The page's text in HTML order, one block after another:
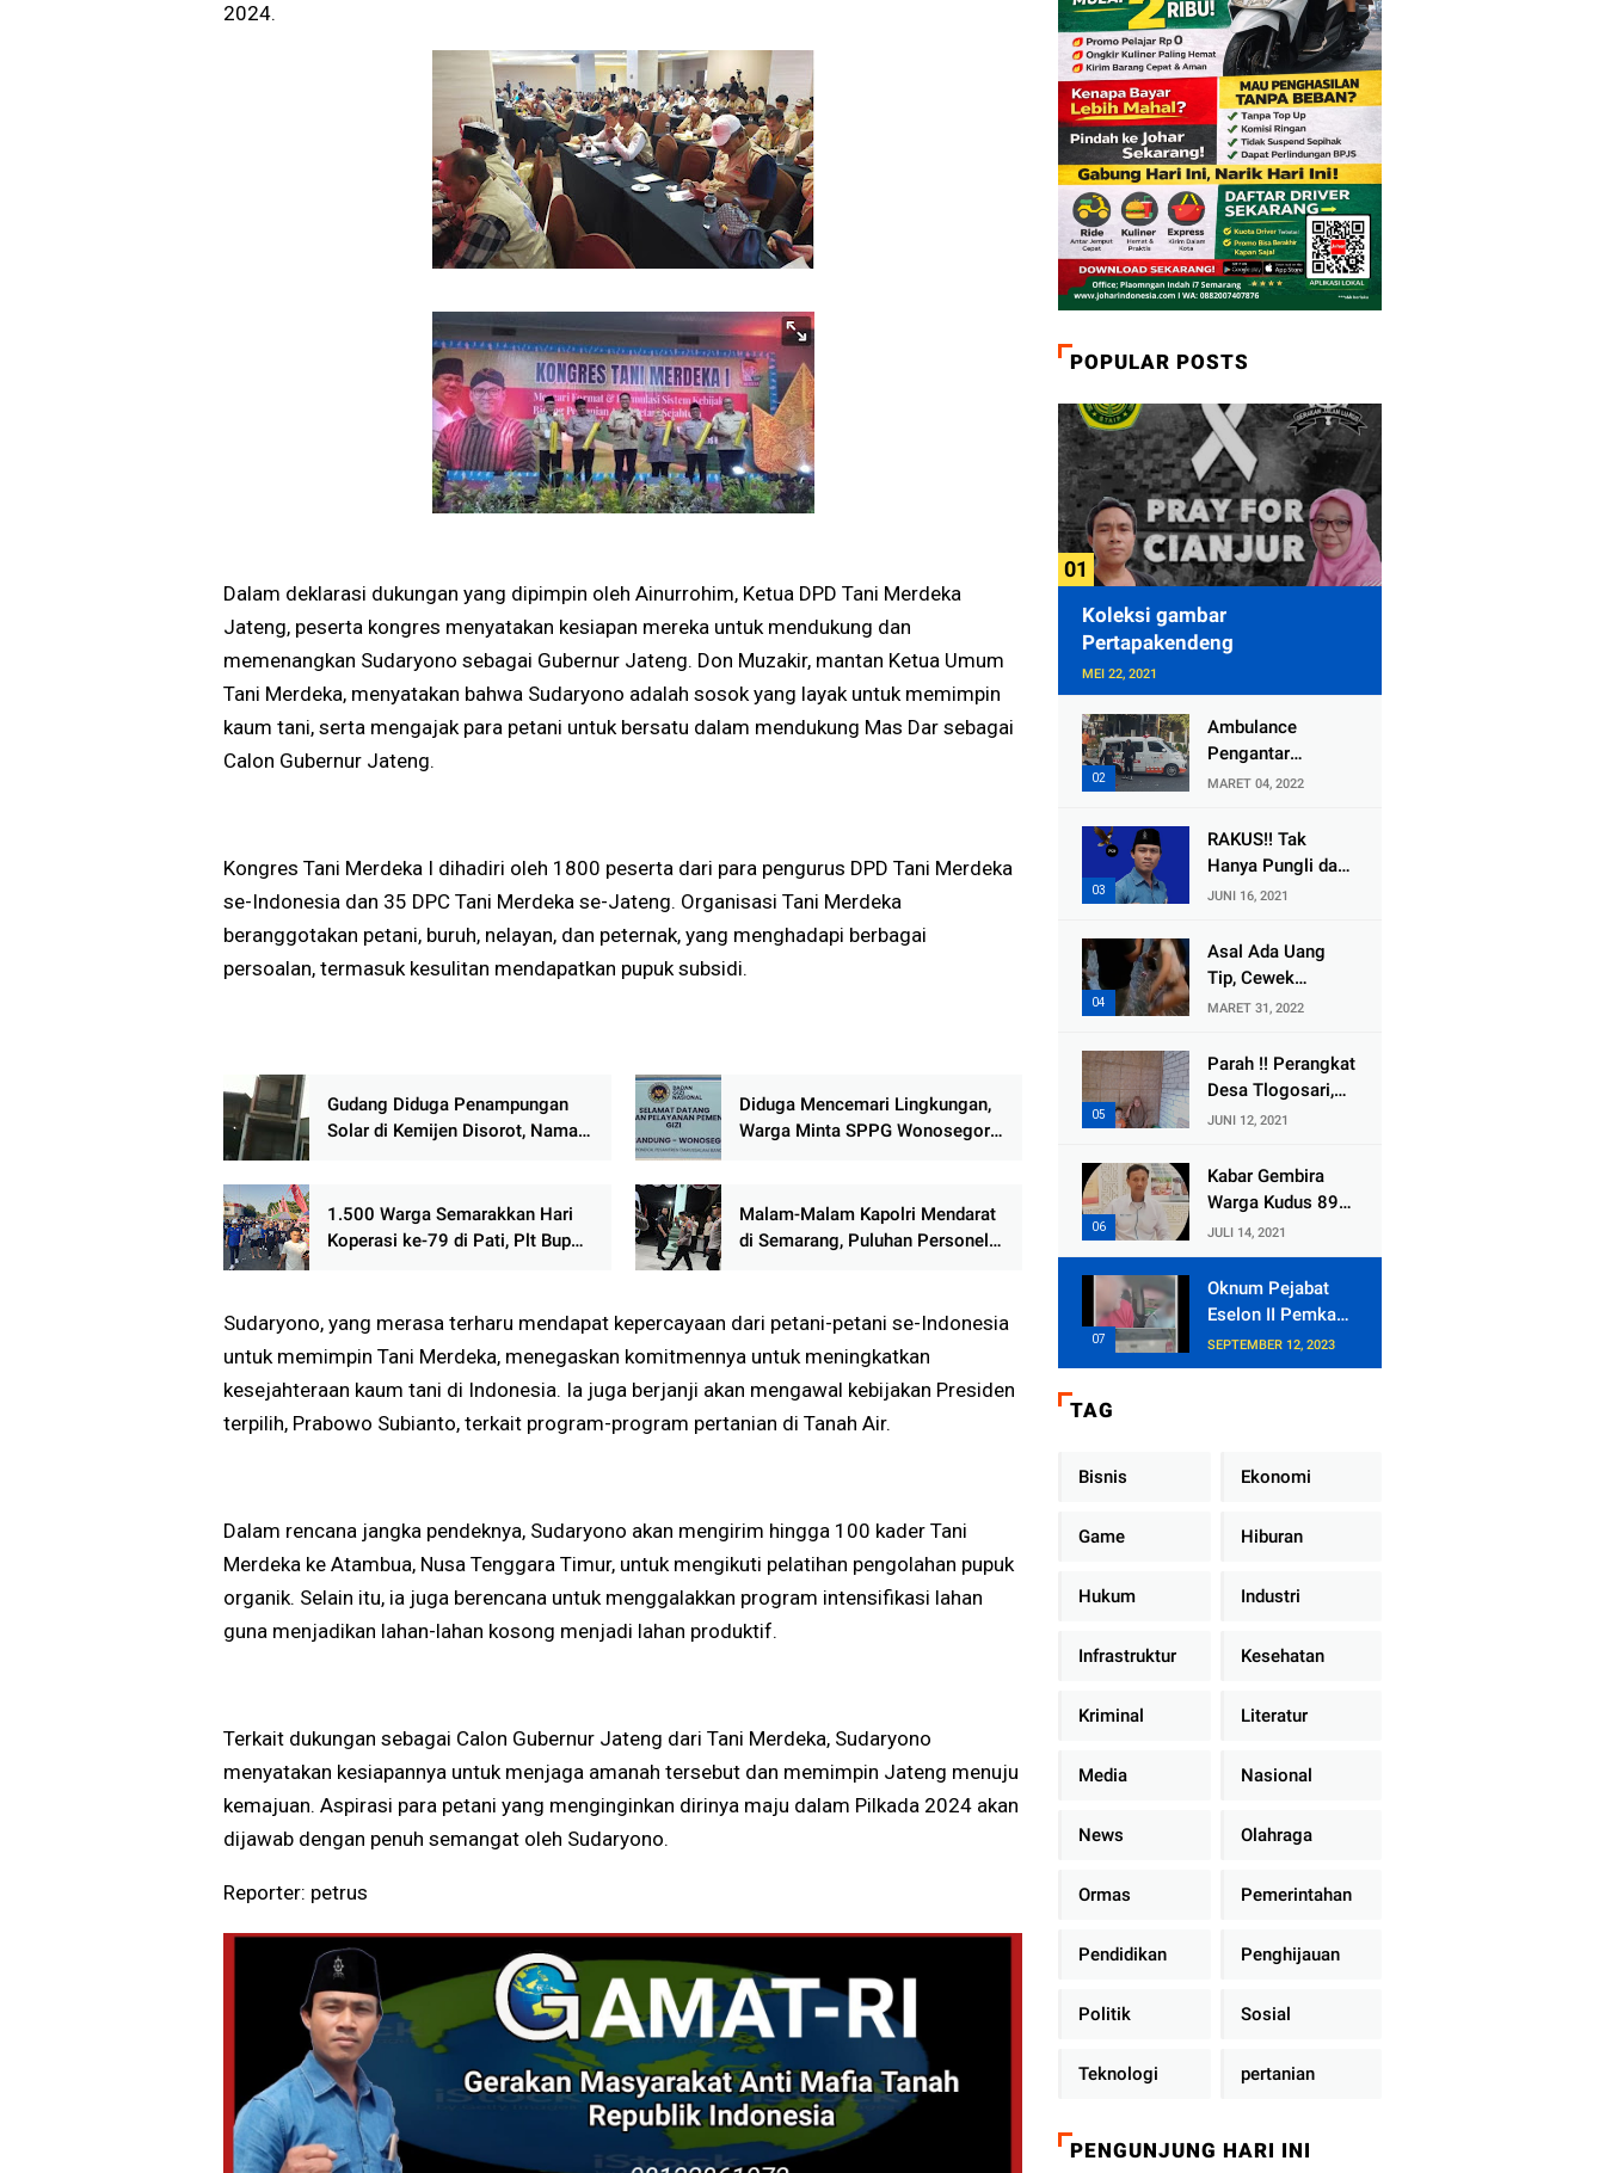
2024.
Dalam deklarasi dukungan yang dipimpin oleh Ainurrohim, Ketua DPD Tani Merdeka
Jateng, peserta kongres menyatakan kesiapan mereka untuk mendukung dan
memenangkan Sudaryono sebagai Gubernur Jateng. Don Muzakir, mantan Ketua Umum
Tani Merdeka, menyatakan bahwa Sudaryono adalah sosok yang layak untuk memimpin
kaum tani, serta mengajak para petani untuk bersatu dalam mendukung Mas Dar sebagai
Calon Gubernur Jateng.
Kongres Tani Merdeka I dihadiri oleh 1800 peserta dari para pengurus DPD Tani Merdeka
se-Indonesia dan 35 DPC Tani Merdeka se-Jateng. Organisasi Tani Merdeka
beranggotakan petani, buruh, nelayan, dan peternak, yang menghadapi berbagai
persoalan, termasuk kesulitan mendapatkan pupuk subsidi.
Gudang Diduga Penampungan
Solar di Kemijen Disorot, Nama
Diduga Mencemari Lingkungan,
Warga Minta SPPG Wonosegoro
1.500 Warga Semarakkan Hari
Koperasi ke-79 di Pati, Plt Bupati
Malam-Malam Kapolri Mendarat
di Semarang, Puluhan Personel
Sudaryono, yang merasa terharu mendapat kepercayaan dari petani-petani se-Indonesia
untuk memimpin Tani Merdeka, menegaskan komitmennya untuk meningkatkan
kesejahteraan kaum tani di Indonesia. Ia juga berjanji akan mengawal kebijakan Presiden
terpilih, Prabowo Subianto, terkait program-program pertanian di Tanah Air.
Dalam rencana jangka pendeknya, Sudaryono akan mengirim hingga 100 kader Tani
Merdeka ke Atambua, Nusa Tenggara Timur, untuk mengikuti pelatihan pengolahan pupuk
organik. Selain itu, ia juga berencana untuk menggalakkan program intensifikasi lahan
guna menjadikan lahan-lahan kosong menjadi lahan produktif.
Terkait dukungan sebagai Calon Gubernur Jateng dari Tani Merdeka, Sudaryono
menyatakan kesiapannya untuk menjaga amanah tersebut dan memimpin Jateng menuju
kemajuan. Aspirasi para petani yang menginginkan dirinya maju dalam Pilkada 2024 akan
dijawab dengan penuh semangat oleh Sudaryono.
Reporter: petrus
POPULAR POSTS
Koleksi gambar
Pertapakendeng
MEI 22, 2021
Ambulance
Pengantar
Jenazah Kepala
Mengalami
Kecelakaan
MARET 04, 2022
RAKUS!! Tak
Hanya Pungli dan
Dana Bedah
Diembat, ,
Perangkat Desa
Selewengkan
Bantuan Mushola
JUNI 16, 2021
Asal Ada Uang
Tip, Cewek
Pemandu Karaoke
Bersedia Bugil
MARET 31, 2022
Parah !! Perangkat
Desa Tlogosari,
Kecamatan
Embat Dana Bedah
Rumah dari
JUNI 12, 2021
Kabar Gembira
Warga Kudus 89
Persen RT di
Kudus Zona Hijau
JULI 14, 2021
Oknum Pejabat
Eselon II Pemkab
Lampung Utara
Asik Ngobrol
Dinas
SEPTEMBER 12, 2023
TAG
Bisnis Ekonomi
Game Hiburan
Hukum Industri
Infrastruktur Kesehatan
Kriminal Literatur
Media Nasional
News Olahraga
Ormas Pemerintahan
Pendidikan Penghijauan
Politik Sosial
Teknologi pertanian
PENGUNJUNG HARI INI